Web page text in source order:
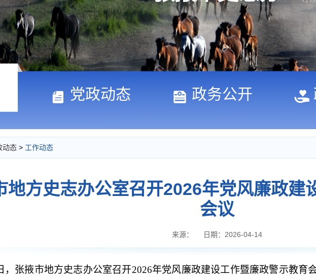
党政动态 政务公开
动态 > 工作动态
地方史志办公室召开2026年党风廉政建
会议
来源： 日期：2026-04-14
，张掖市地方史志办公室召开2026年党风廉政建设工作暨廉政警示教育